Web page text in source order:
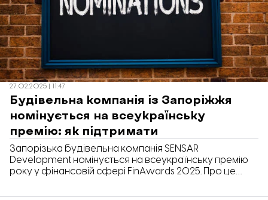
Про нас
Редакційна політика
27.02.2025 | 11:47
Будівельна компанія із Запоріжжя
номінується на всеукраїнську
премію: як підтримати
Запорізька будівельна компанія SENSAR
Development номінується на всеукраїнську премію
року у фінансовій сфері FinAwards 2025. Про це
на офіційний сайт премії.